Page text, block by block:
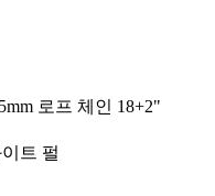
로프 체인 18+2"
트 펄